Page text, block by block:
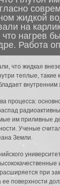
жидкой
на
нагрев
Работа
что жидкая
теплые,
процесса:
им приливные
Ученые
Земли.
при
ее поверхности